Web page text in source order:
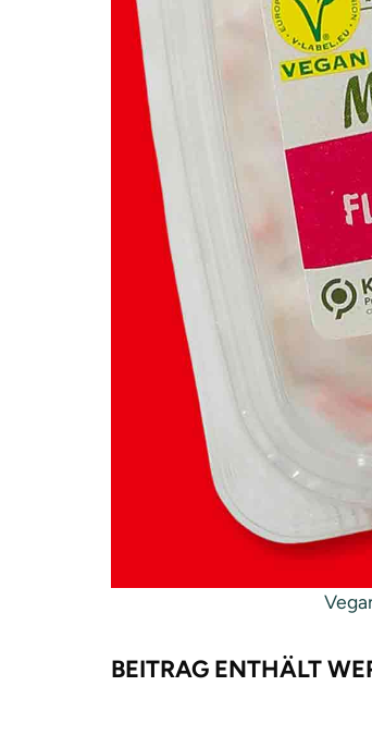
BEITRAG ENTHÄLT